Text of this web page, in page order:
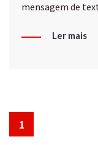
mensagem de
Ler mais
1